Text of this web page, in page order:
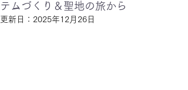
テムづくり＆聖地の旅から
更新日： 2025年12月26日